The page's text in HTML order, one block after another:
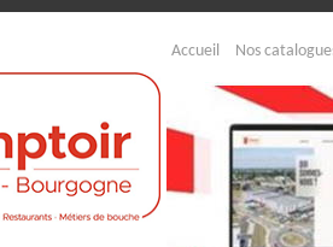
Accueil Nos